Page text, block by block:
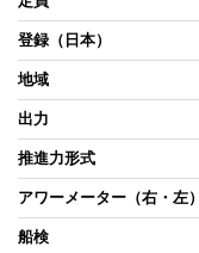
登録（日本）
地域
出力
推進力形式
アワーメーター（右・左）
船検